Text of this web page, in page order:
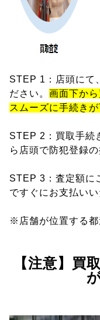
STEP 1：店頭にて
ださい。 画面下か
スムーズに手続きが
STEP 2：買取手続
ら店頭で防犯登録
STEP 3：査定額に
ですぐにお支払いい
※店舗が位置する都
【注意】買